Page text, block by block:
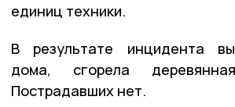
единиц техники.
В результате инцидента
дома, сгорела
Пострадавших нет.